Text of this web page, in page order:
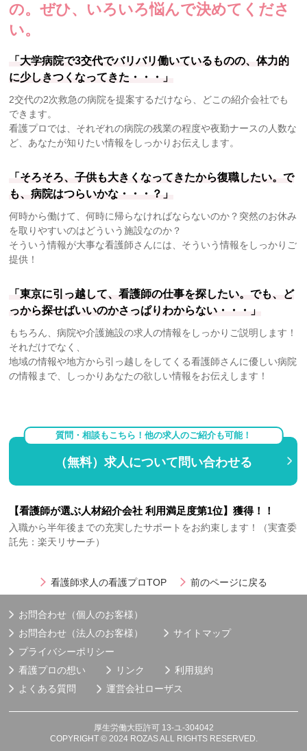
の。ぜひ、いろいろ悩んで決めてくださ
い。
「大学病院で3交代でバリバリ働いているものの、体力的
に少しきつくなってきた・・・」
2交代の2次救急の病院を提案するだけなら、どこの紹介会社でも
できます。
看護プロでは、それぞれの病院の残業の程度や夜勤ナースの人数な
ど、あなたが知りたい情報をしっかりお伝えします。
「そろそろ、子供も大きくなってきたから復職したい。で
も、病院はつらいかな・・・？」
何時から働けて、何時に帰らなければならないのか？突然のお休み
を取りやすいのはどういう施設なのか？
そういう情報が大事な看護師さんには、そういう情報をしっかりご
提供！
「東京に引っ越して、看護師の仕事を探したい。でも、ど
っから探せばいいのかさっぱりわからない・・・」
もちろん、病院や介護施設の求人の情報をしっかりご説明します！
それだけでなく、
地域の情報や地方から引っ越しをしてくる看護師さんに優しい病院
の情報まで、しっかりあなたの欲しい情報をお伝えします！
質問・相談もこちら！他の求人のご紹介も可能！
（無料）求人について問い合わせる
【看護師が選ぶ人材紹介会社 利用満足度第1位】獲得！！
入職から半年後までの充実したサポートをお約束します！（実査委
託先：楽天リサーチ）
看護師求人の看護プロTOP 前のページに戻る
お問合わせ（個人のお客様）
お問合わせ（法人のお客様）
サイトマップ
プライバシーポリシー
看護プロの想い
リンク
利用規約
よくある質問
運営会社ローザス
厚生労働大臣許可 13-ユ-304042
COPYRIGHT © 2024 ROZAS ALL RIGHTS RESERVED.